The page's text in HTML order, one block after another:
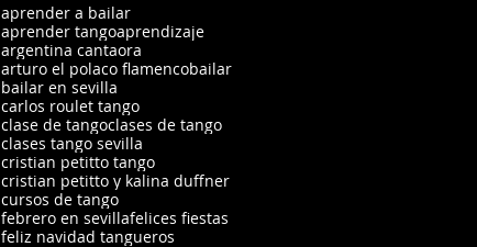
aprender a bailar
aprender tangoaprendizaje
argentina cantaora
arturo el polaco flamencobailar
bailar en sevilla
carlos roulet tango
clase de tangoclases de tango
clases tango sevilla
cristian petitto tango
cristian petitto y kalina duffner
cursos de tango
febrero en sevillafelices fiestas
feliz navidad tangueros